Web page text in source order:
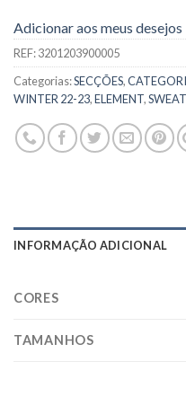
Adicionar aos meus desejos
REF:3201203900005
Categorias:SECÇÕES,
WINTER 22-23,ELEMENT,
INFORMAÇÃO ADICIONAL
CORES
TAMANHOS